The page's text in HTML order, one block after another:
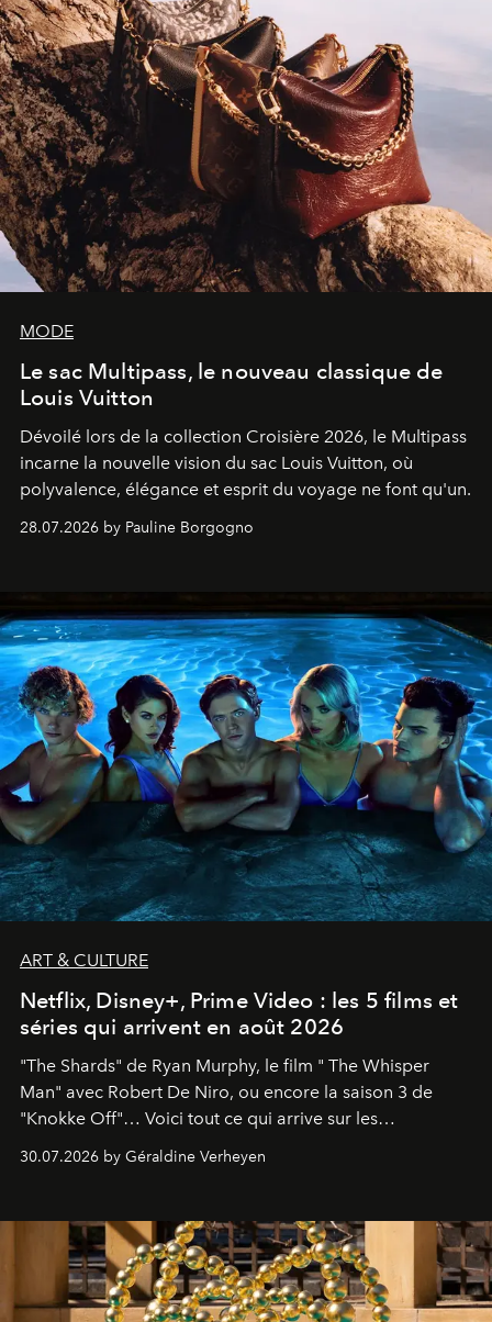
MODE
Le sac Multipass, le nouveau classique de
Louis Vuitton
Dévoilé lors de la collection Croisière 2026, le Multipass
incarne la nouvelle vision du sac Louis Vuitton, où
polyvalence, élégance et esprit du voyage ne font qu'un.
28.07.2026 by Pauline Borgogno
ART & CULTURE
Netflix, Disney+, Prime Video : les 5 films et
séries qui arrivent en août 2026
"The Shards" de Ryan Murphy, le film " The Whisper
Man" avec Robert De Niro, ou encore la saison 3 de
"Knokke Off"… Voici tout ce qui arrive sur les
plateformes de streaming en août 2026.
30.07.2026 by Géraldine Verheyen